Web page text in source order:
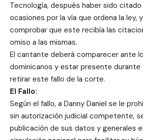
Tecnología, después haber sido
ocasiones por la vía que ordena la ley,
comprobar que este recibía las
omiso a las mismas.
El cantante deberá comparecer ante
dominicanos y estar presente durante
retirar este fallo de la corte.
El Fallo:
Según el fallo, a Danny Daniel se le
sin autorización judicial competente,
publicación de sus datos y generales